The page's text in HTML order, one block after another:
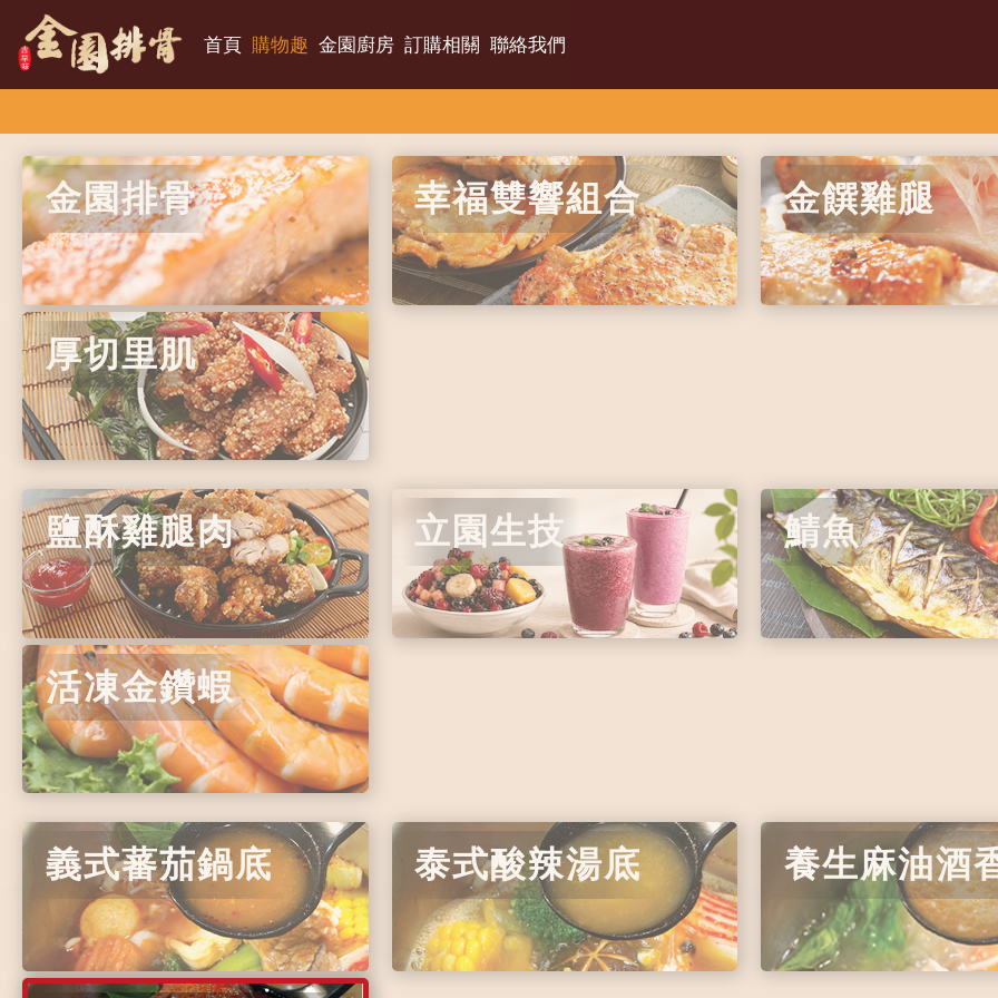
首頁 購物趣 金園廚房 訂購相關 聯絡我們
金園排骨 幸福雙響組合 金饌雞腿
厚切里肌
鹽酥雞腿肉 立園生技 鯖魚
活凍金鑽蝦
義式蕃茄鍋底 泰式酸辣湯底 養生麻油酒